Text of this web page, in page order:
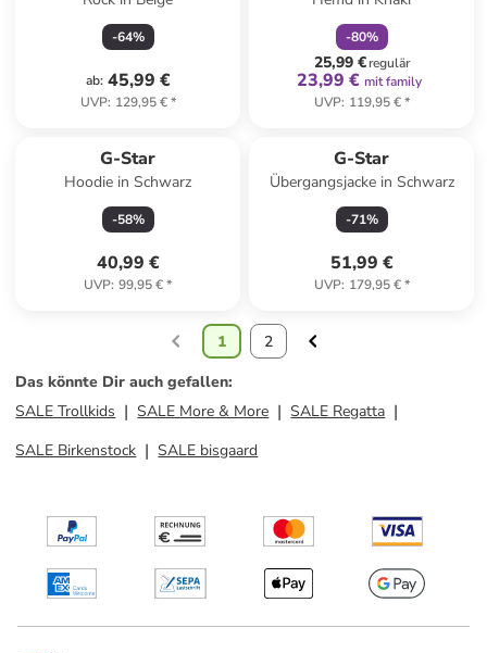
-64%
ab: 45,99 €
UVP: 129,95 €*
-80%
25,99 €regulär
23,99 € mit family
UVP: 119,95 €*
G-Star
Hoodie in Schwarz
-58%
40,99 €
UVP: 99,95 €*
G-Star
Übergangsjacke in Schwarz
-71%
51,99 €
UVP: 179,95 €*
1
2
Das könnte Dir auch gefallen:
SALE Trollkids
SALE More & More
SALE Regatta
SALE Birkenstock
SALE bisgaard